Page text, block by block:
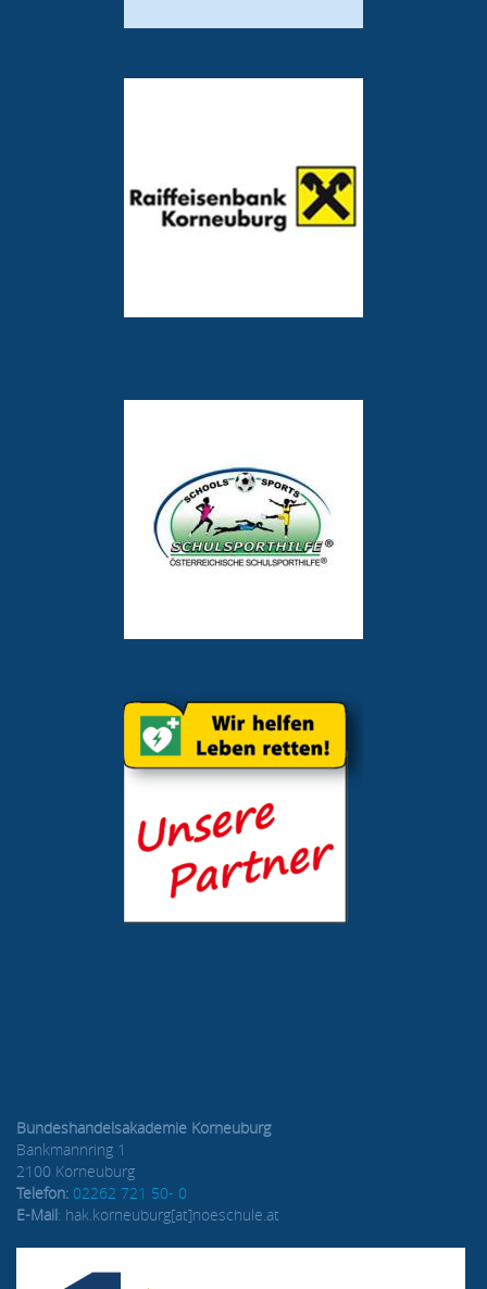
Bundeshandelsakademie Korneuburg
Bankmannring 1
2100 Korneuburg
Telefon: 02262 721 50- 0
E-Mail: hak.korneuburg[at]noeschule.at